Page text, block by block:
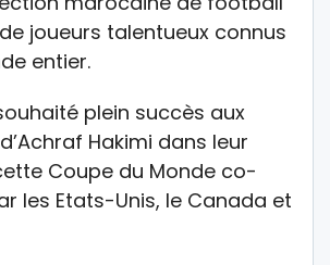
joueurs talentueux connus
entier.
plein succès aux
Hakimi dans leur
Coupe du Monde co-
les Etats-Unis, le Canada et